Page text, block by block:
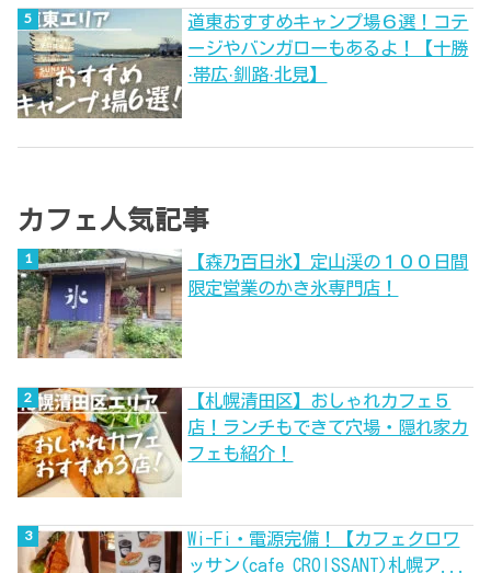
道東おすすめキャンプ場６選！コテ
ージやバンガローもあるよ！【十勝
·帯広·釧路·北見】
カフェ人気記事
【森乃百日氷】定山渓の１００日間
限定営業のかき氷専門店！
【札幌清田区】おしゃれカフェ５
店！ランチもできて穴場・隠れ家カ
フェも紹介！
Wi-Fi・電源完備！【カフェクロワ
ッサン(cafe CROISSANT)札幌ア...